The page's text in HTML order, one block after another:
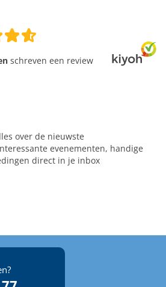
schreven een review
over de nieuwste
evenementen, handige
direct in je inbox